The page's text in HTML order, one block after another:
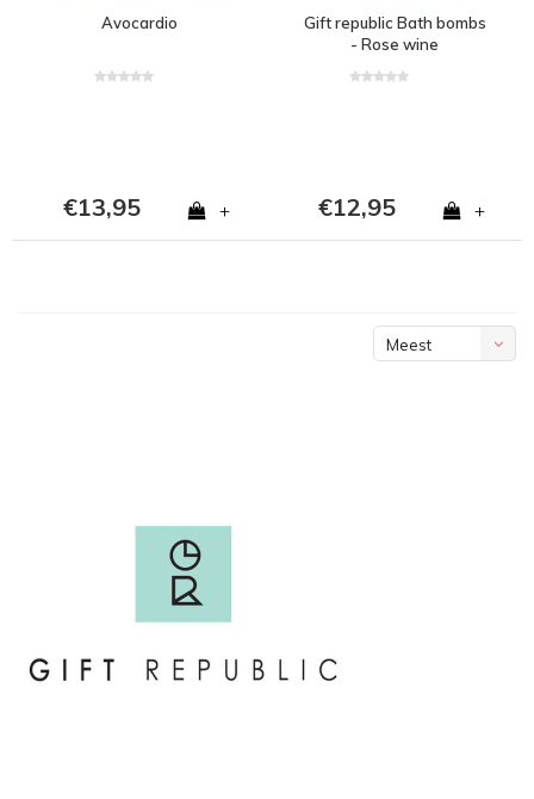
Avocardio
€13,95 +
Gift republic Bath bombs
- Rose wine
€12,95 +
Meest